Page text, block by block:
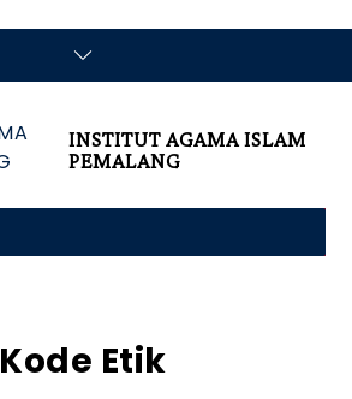
INSTITUT AGAMA ISLAM
PEMALANG
Kode Etik